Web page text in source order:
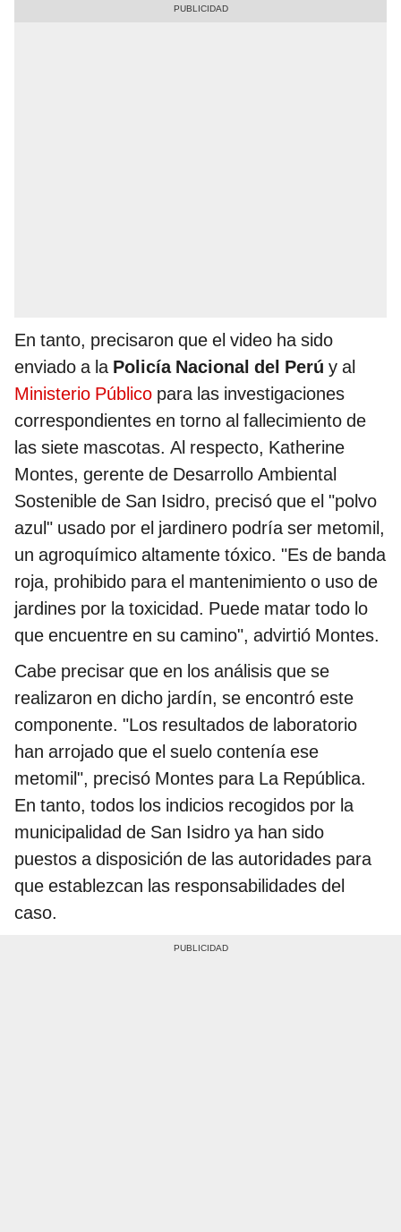
En tanto, precisaron que el video ha sido
enviado a la Policía Nacional del Perú y al
Ministerio Público para las investigaciones
correspondientes en torno al fallecimiento de
las siete mascotas. Al respecto, Katherine
Montes, gerente de Desarrollo Ambiental
Sostenible de San Isidro, precisó que el "polvo
azul" usado por el jardinero podría ser metomil,
un agroquímico altamente tóxico. "Es de banda
roja, prohibido para el mantenimiento o uso de
jardines por la toxicidad. Puede matar todo lo
que encuentre en su camino", advirtió Montes.
Cabe precisar que en los análisis que se
realizaron en dicho jardín, se encontró este
componente. "Los resultados de laboratorio
han arrojado que el suelo contenía ese
metomil", precisó Montes para La República.
En tanto, todos los indicios recogidos por la
municipalidad de San Isidro ya han sido
puestos a disposición de las autoridades para
que establezcan las responsabilidades del
caso.